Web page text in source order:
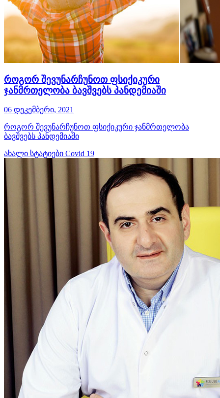
როგორ შევუნარჩუნოთ ფსიქიკური
ჯანმრთელობა ბავშვებს პანდემიაში
06 დეკემბერი, 2021
როგორ შევუნარჩუნოთ ფსიქიკური ჯანმრთელობა
ბავშვებს პანდემიაში
ახალი სტატიები Covid 19